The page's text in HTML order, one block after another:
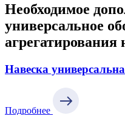
Необходимое
универсальное
агрегатирования
Навеска
Подробнее